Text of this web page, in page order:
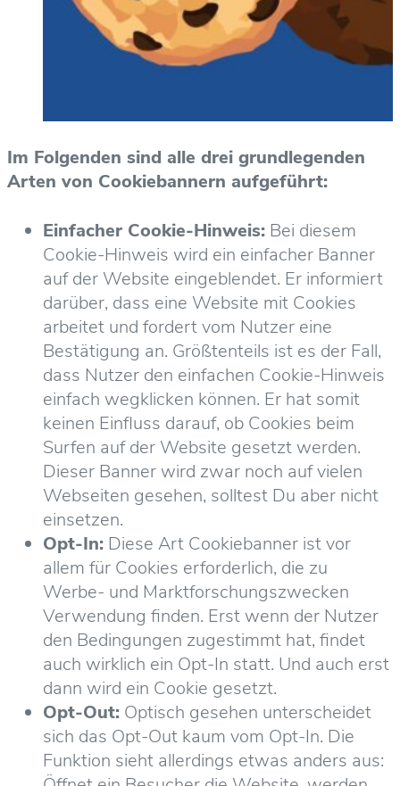
Im Folgenden sind alle drei grundlegenden
Arten von Cookiebannern aufgeführt:
Einfacher Cookie-Hinweis: Bei diesem
Cookie-Hinweis wird ein einfacher Banner
auf der Website eingeblendet. Er informiert
darüber, dass eine Website mit Cookies
arbeitet und fordert vom Nutzer eine
Bestätigung an. Größtenteils ist es der Fall,
dass Nutzer den einfachen Cookie-Hinweis
einfach wegklicken können. Er hat somit
keinen Einfluss darauf, ob Cookies beim
Surfen auf der Website gesetzt werden.
Dieser Banner wird zwar noch auf vielen
Webseiten gesehen, solltest Du aber nicht
einsetzen.
Opt-In: Diese Art Cookiebanner ist vor
allem für Cookies erforderlich, die zu
Werbe- und Marktforschungszwecken
Verwendung finden. Erst wenn der Nutzer
den Bedingungen zugestimmt hat, findet
auch wirklich ein Opt-In statt. Und auch erst
dann wird ein Cookie gesetzt.
Opt-Out: Optisch gesehen unterscheidet
sich das Opt-Out kaum vom Opt-In. Die
Funktion sieht allerdings etwas anders aus: